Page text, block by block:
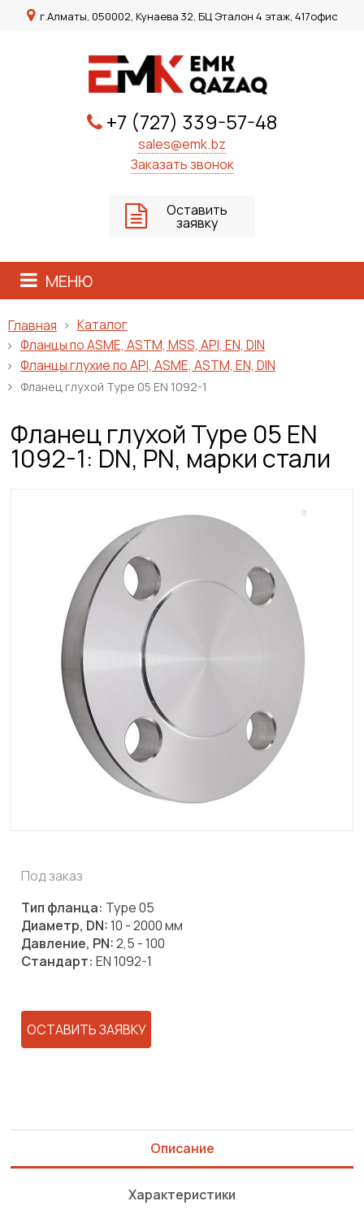
г.Алматы, 050002, Кунаева 32, БЦ Эталон 4 этаж, 417офис
+7 (727) 339-57-48
sales@emk.bz
Заказать звонок
Оставить
заявку
МЕНЮ
Главная
Каталог
Фланцы по ASME, ASTM, MSS, API, EN, DIN
Фланцы глухие по API, ASME, ASTM, EN, DIN
Фланец глухой Type 05 EN 1092-1
Фланец глухой Type 05 EN
1092-1: DN, PN, марки стали
Под заказ
Тип фланца: Type 05
Диаметр, DN:10 - 2000 мм
Давление, PN:2,5 - 100
Стандарт: EN 1092-1
ОСТАВИТЬ ЗАЯВКУ
Описание
Характеристики